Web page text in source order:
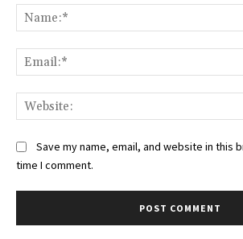
Save my name, email, and website in this
time I comment.